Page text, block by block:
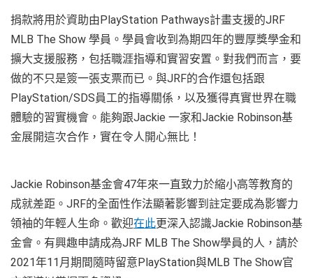
捐款將用於資助由PlayStation Pathways計畫支援的JRF
MLB The Show 學員。學員會收到為期四年的豐厚獎學金和
擴大支援服務，包括職涯指導和實習安置。對我們而言，要
做的不只是簽一張支票而已。與JRF的合作還包括跟
PlayStation/SDS員工的指導關係，以及獲得真實世界在職
體驗的習實機會。能夠跟Jackie 一家和Jackie Robinson基
金展開這次合作，實在令人開心無比！
Jackie Robinson基金會47年來一直致力於縮小高等教育的
成就差距。JRF的全面性作法顯著影響到註定要成為影響力
領袖的年輕人生命。歡迎在此更深入認識Jackie Robinson基
金會。有興趣申請成為JRF MLB The Show學員的人，請於
2021年11月期間隨時留意PlayStation與MLB The Show官